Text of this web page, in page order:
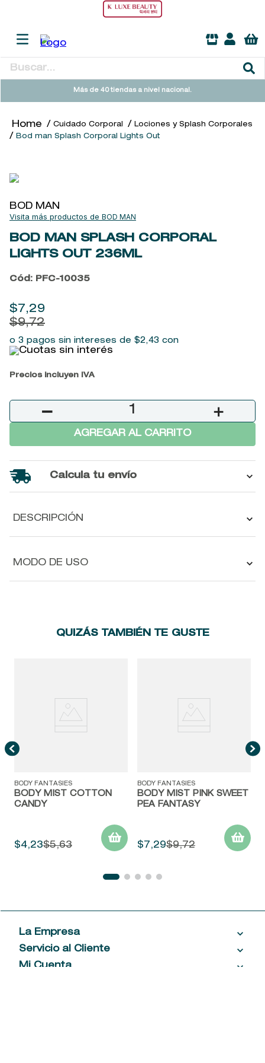
Buscar...
Más de 40 tiendas a nivel nacional.
Cuidado Corporal
Lociones y Splash Corporales
Bod man Splash Corporal Lights Out
BOD MAN
BOD MAN
BOD MAN SPLASH CORPORAL
LIGHTS OUT 236ML
Cód : PFC-10035
$ 7,29
$9,72
o 3 pagos sin intereses de $2,43 con
Precios incluyen IVA
＋
－
AGREGAR AL CARRITO
Calcula tu envío
DESCRIPCIÓN
MODO DE USO
QUIZÁS TAMBIÉN TE GUSTE
BODY FANTASIES
BODY MIST COTTON
CANDY
$4,23$5,63
BODY FANTASIES
BODY MIST PINK SWEET
PEA FANTASY
$ 7 ,29$9,72
La Empresa
Acerca de las Fragancias
Ventas al por mayor
Servicio al Cliente
Contáctanos
Mi Cuenta
TÉRMINOS MÁS BUSCADOS
2 .
sol ipanema
4.
6.
ysl
7.
kool beauty serum
8.
retrinal
9.
baylis